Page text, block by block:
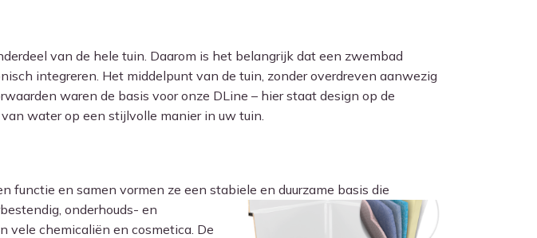
van de hele tuin. Daarom is het belangrijk dat een zwembad
integreren. Het middelpunt van de tuin, zonder overdreven aanwezig
waren de basis voor onze DLine – hier staat design op de
water op een stijlvolle manier in uw tuin.
en samen vormen ze een stabiele en duurzame basis die
onderhouds- en
vele chemicaliën en cosmetica. De